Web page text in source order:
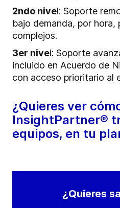
2ndo nivel: Soporte
bajo demanda, por hora,
complejos.
3er nivel: Soporte
incluido en Acuerdo de
con acceso prioritario al
¿Quieres ver
InsightPartner®
equipos, en tu
¿Quieres